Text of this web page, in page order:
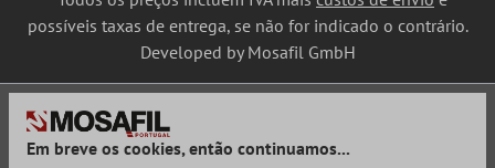
possíveis taxas de entrega, se não for indicado o contrário.
Developed by Mosafil GmbH
Em breve os cookies, então continuamos...